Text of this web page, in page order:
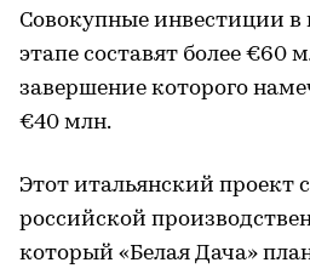
Совокупные инвестиции в
этапе составят более €60
завершение которого
€40 млн.
Этот итальянский проект
российской
который «Белая Дача»